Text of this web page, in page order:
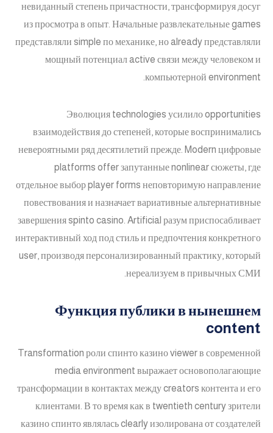
невиданный степень причастности, трансформируя досуг
из просмотра в опыт. Начальные развлекательные games
представляли simple по механике, но already представляли
мощный потенциал active связи между человеком и
компьютерной environment.
Эволюция technologies усилило opportunities
взаимодействия до степеней, которые воспринимались
невероятными ряд десятилетий прежде. Modern цифровые
platforms offer запутанные nonlinear сюжеты, где
отдельное выбор player forms неповторимую направление
повествования и назначает вариативные альтернативные
завершения spinto casino. Artificial разум приспосабливает
интерактивный ход под стиль и предпочтения конкретного
user, производя персонализированный практику, который
нереализуем в привычных СМИ.
Функция публики в нынешнем
content
Transformation роли спинто казино viewer в современной
media environment выражает основополагающие
трансформации в контактах между creators контента и его
клиентами. В то время как в twentieth century зрители
казино спинто являлась clearly изолирована от создателей